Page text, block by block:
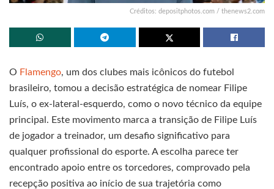
Créditos: depositphotos.com / thenews2.com
O Flamengo, um dos clubes mais icônicos do futebol
brasileiro, tomou a decisão estratégica de nomear Filipe
Luís, o ex-lateral-esquerdo, como o novo técnico da equipe
principal. Este movimento marca a transição de Filipe Luís
de jogador a treinador, um desafio significativo para
qualquer profissional do esporte. A escolha parece ter
encontrado apoio entre os torcedores, comprovado pela
recepção positiva ao início de sua trajetória como